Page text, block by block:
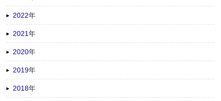
2022年
2021年
2020年
2019年
2018年